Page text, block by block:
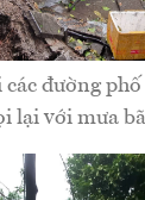
đường
lại với mưa